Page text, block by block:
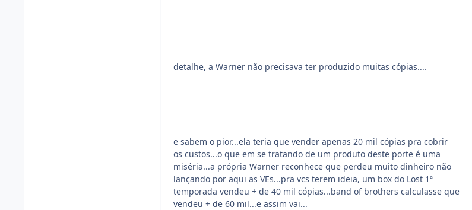
detalhe, a Warner não precisava ter produzido muitas cópias....
e sabem o pior...ela teria que vender apenas 20 mil cópias pra cobrir
os custos...o que em se tratando de um produto deste porte é uma
miséria...a própria Warner reconhece que perdeu muito dinheiro não
lançando por aqui as VEs...pra vcs terem ideia, um box do Lost 1ª
temporada vendeu + de 40 mil cópias...band of brothers calculasse que
vendeu + de 60 mil...e assim vai...